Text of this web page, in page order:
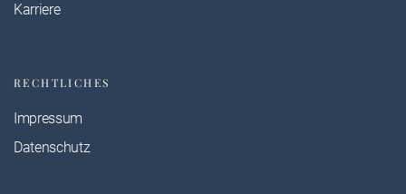
Karriere
RECHTLICHES
Impressum
Datenschutz